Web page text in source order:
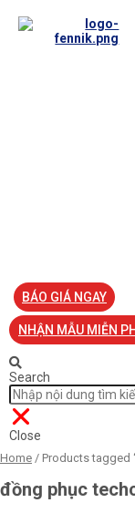
BÁO GIÁ NGAY
NHẬN MẪU MIỄN PHÍ
Search
Close
Home / Products tagged
đồng phục